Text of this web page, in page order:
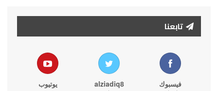
تابعنا
فيسبوك alziadiq8 يوتيوب